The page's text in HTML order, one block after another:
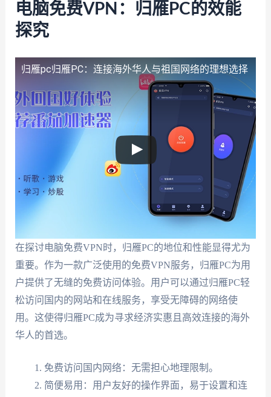
电脑免费VPN：归雁PC的效能
探究
归雁pc归雁PC：连接海外华人与祖国网络的理想选择
在探讨电脑免费VPN时，归雁PC的地位和性能显得尤为
重要。作为一款广泛使用的免费VPN服务，归雁PC为用
户提供了无缝的免费访问体验。用户可以通过归雁PC轻
松访问国内的网站和在线服务，享受无障碍的网络使
用。这使得归雁PC成为寻求经济实惠且高效连接的海外
华人的首选。
免费访问国内网络：无需担心地理限制。
简便易用：用户友好的操作界面，易于设置和连